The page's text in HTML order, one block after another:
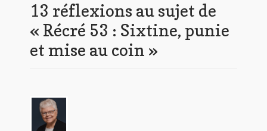
13 réflexions au sujet de
« Récré 53 : Sixtine, punie
et mise au coin »